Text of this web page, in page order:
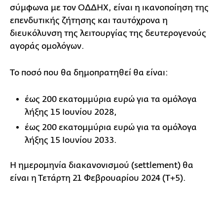
σύμφωνα με τον ΟΔΔΗΧ, είναι η ικανοποίηση της
επενδυτικής ζήτησης και ταυτόχρονα η
διευκόλυνση της λειτουργίας της δευτερογενούς
αγοράς ομολόγων.
Το ποσό που θα δημοπρατηθεί θα είναι:
έως 200 εκατομμύρια ευρώ για τα ομόλογα
λήξης 15 Ιουνίου 2028,
έως 200 εκατομμύρια ευρώ για τα ομόλογα
λήξης 15 Ιουνίου 2033.
Η ημερομηνία διακανονισμού (settlement) θα
είναι η Τετάρτη 21 Φεβρουαρίου 2024 (Τ+5).